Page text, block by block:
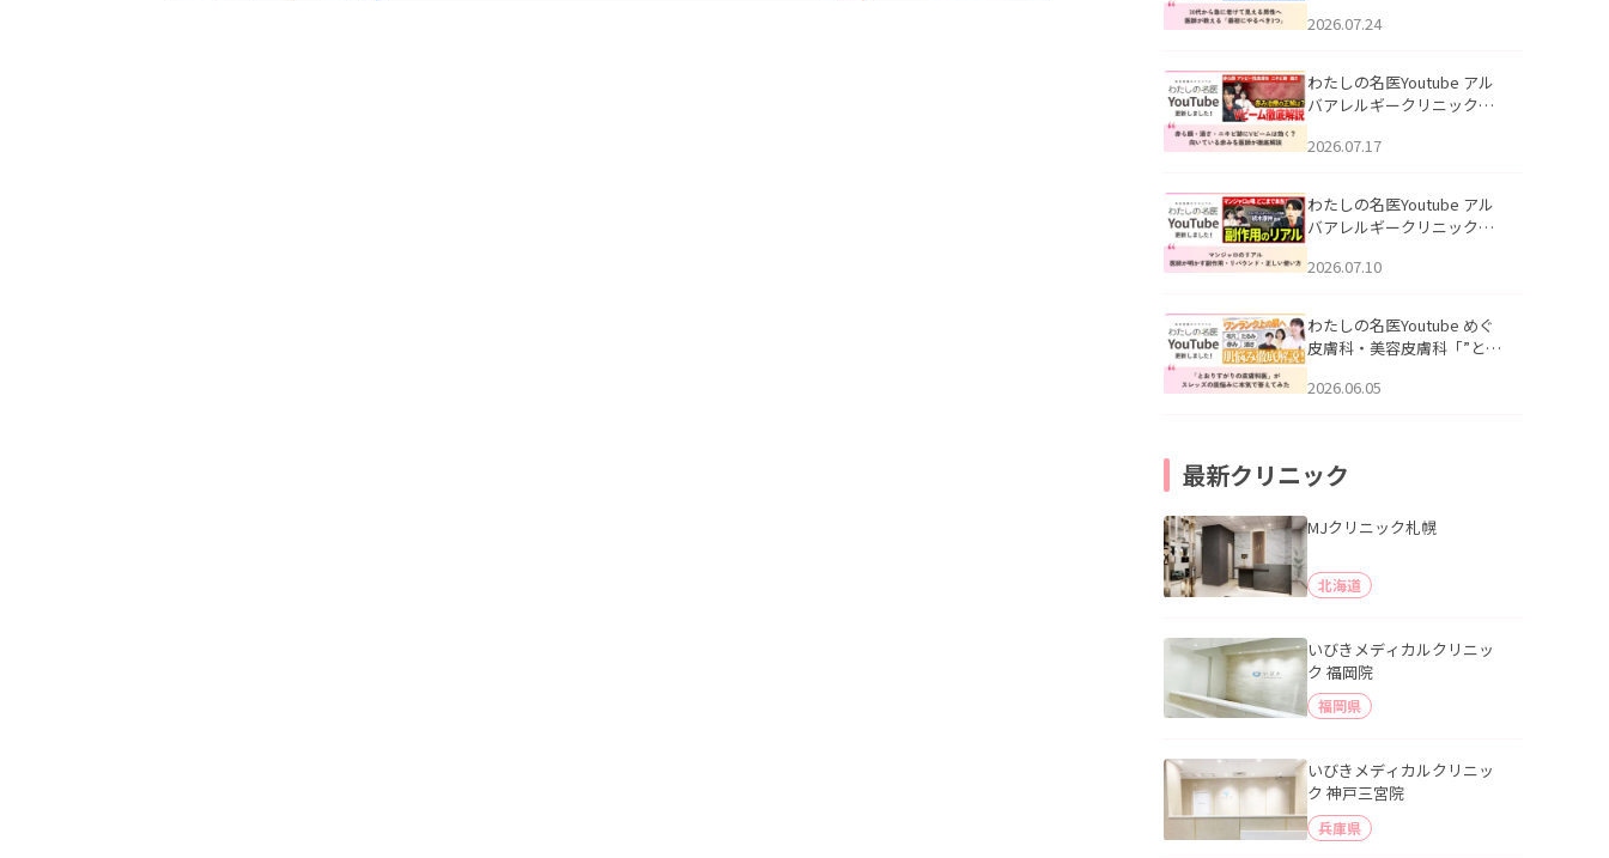
える男性へ｜医師が教える
公開いたしました。
2026.07.24
わたしの名医Youtube アル
バアレルギークリニック札
跡にVビームは効く？向いて
説」を公開いたしました。
2026.07.17
わたしの名医Youtube アル
バアレルギークリニック札
医師が明かす副作用・リバ
公開いたしました。
2026.07.10
わたしの名医Youtube めぐ
皮膚科・美容皮膚科「”とお
ッズの肌悩みに本気で答え
2026.06.05
最新クリニック
MJクリニック札幌
北海道
いびきメディカルクリニッ
ク 福岡院
福岡県
いびきメディカルクリニッ
ク 神戸三宮院
兵庫県